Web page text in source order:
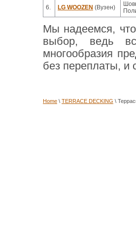
6. LG WOOZEN (Вузен)
Мы надеемся,
выбор, ведь
многообразия
без переплаты, и
Home \ TERRACE DECKING \